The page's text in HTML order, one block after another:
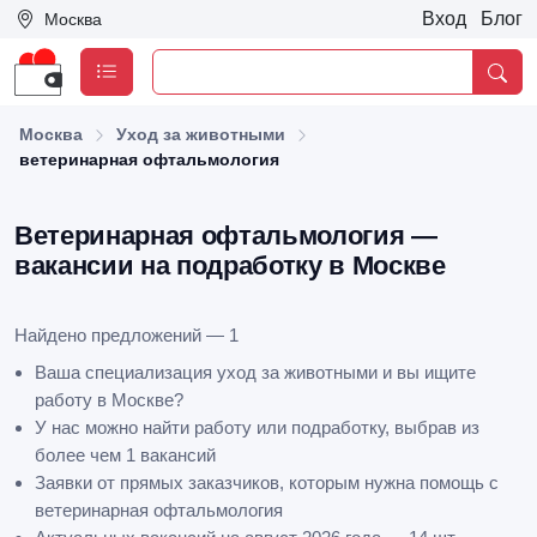
Москва Вход Блог
Москва
Уход за животными
ветеринарная офтальмология
Ветеринарная офтальмология —
вакансии на подработку в Москве
Найдено предложений — 1
Ваша специализация уход за животными и вы ищите
работу в Москве?
У нас можно найти работу или подработку, выбрав из
более чем 1 вакансий
Заявки от прямых заказчиков, которым нужна помощь с
ветеринарная офтальмология